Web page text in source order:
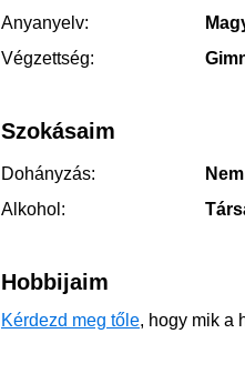
Anyanyelv:
Végzettség:
Szokásaim
Dohányzás:
Alkohol:
Hobbijaim
Kérdezd meg tőle, hogy mik a